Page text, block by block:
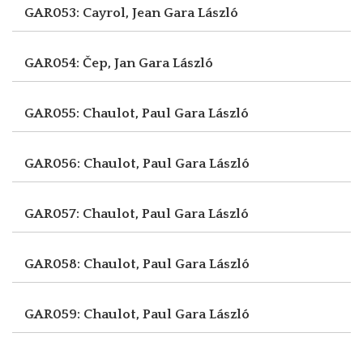
GAR053: Cayrol, Jean Gara László
GAR054: Čep, Jan Gara László
GAR055: Chaulot, Paul Gara László
GAR056: Chaulot, Paul Gara László
GAR057: Chaulot, Paul Gara László
GAR058: Chaulot, Paul Gara László
GAR059: Chaulot, Paul Gara László